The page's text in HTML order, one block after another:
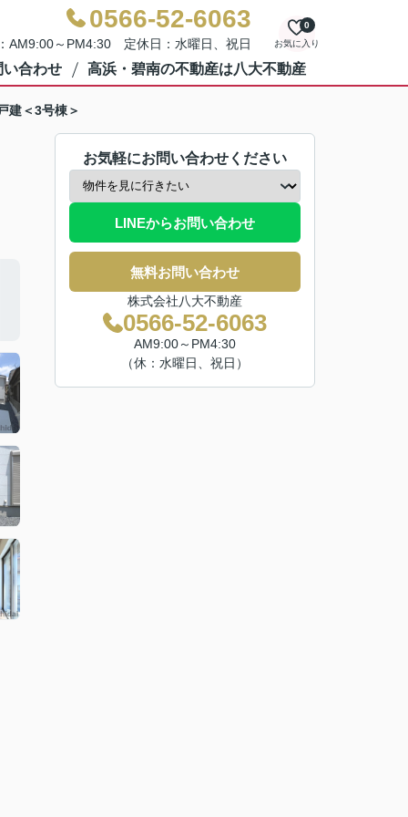
0566-52-6063
AM9:00～PM4:30 定休日：水曜日、祝日 お気に入り
0
い合わせ 高浜・碧南の不動産は八大不動産
建＜3号棟＞
お気軽にお問い合わせください
LINEからお問い合わせ
無料お問い合わせ
株式会社八大不動産
0566-52-6063
AM9:00～PM4:30
（休：水曜日、祝日）